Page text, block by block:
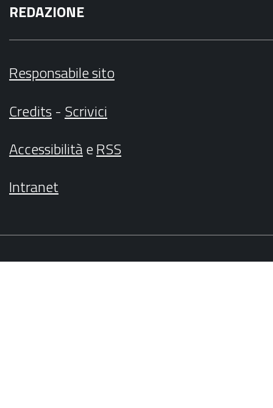
REDAZIONE
Responsabile sito
Credits- Scrivici
AccessibilitàeRSS
Intranet